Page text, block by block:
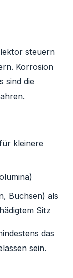
steuern
Korrosion
sind die
kleinere
Buchsen) als
Sitz
das
sein.